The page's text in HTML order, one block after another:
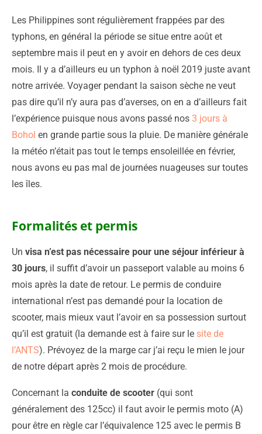
Les Philippines sont régulièrement frappées par des
typhons, en général la période se situe entre août et
septembre mais il peut en y avoir en dehors de ces deux
mois. Il y a d’ailleurs eu un typhon à noël 2019 juste avant
notre arrivée. Voyager pendant la saison sèche ne veut
pas dire qu’il n’y aura pas d’averses, on en a d’ailleurs fait
l’expérience puisque nous avons passé nos 3 jours à
Bohol en grande partie sous la pluie. De manière générale
la météo n’était pas tout le temps ensoleillée en février,
nous avons eu pas mal de journées nuageuses sur toutes
les îles.
Formalités et permis
Un visa n’est pas nécessaire pour une séjour inférieur à
30 jours, il suffit d’avoir un passeport valable au moins 6
mois après la date de retour. Le permis de conduire
international n’est pas demandé pour la location de
scooter, mais mieux vaut l’avoir en sa possession surtout
qu’il est gratuit (la demande est à faire sur le site de
l’ANTS). Prévoyez de la marge car j’ai reçu le mien le jour
de notre départ après 2 mois de procédure.
Concernant la conduite de scooter (qui sont
généralement des 125cc) il faut avoir le permis moto (A)
pour être en règle car l’équivalence 125 avec le permis B